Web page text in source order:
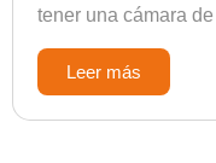
tener una cámara
Leer más